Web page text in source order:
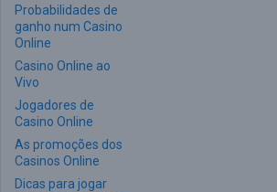
Probabilidades de
ganho num Casino
Online
Casino Online ao
Vivo
Jogadores de
Casino Online
As promoções dos
Casinos Online
Dicas para jogar